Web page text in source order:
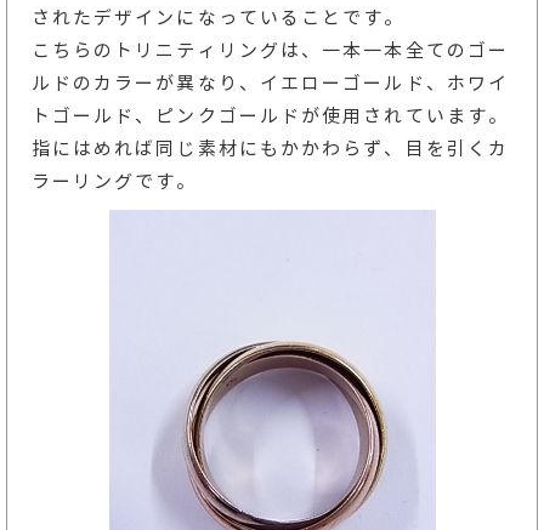
されたデザインになっていることです。
こちらのトリニティリングは、一本一本全てのゴー
ルドのカラーが異なり、イエローゴールド、ホワイ
トゴールド、ピンクゴールドが使用されています。
指にはめれば同じ素材にもかかわらず、目を引くカ
ラーリングです。